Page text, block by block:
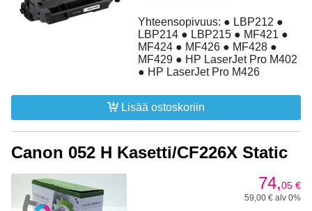
Yhteensopivuus: ● LBP212 ●
LBP214 ● LBP215 ● MF421 ●
MF424 ● MF426 ● MF428 ●
MF429 ● HP LaserJet Pro M402
● HP LaserJet Pro M426
Lisää ostoskoriin
Canon 052 H Kasetti/CF226X Static
74,05 €
59,00 € alv 0%